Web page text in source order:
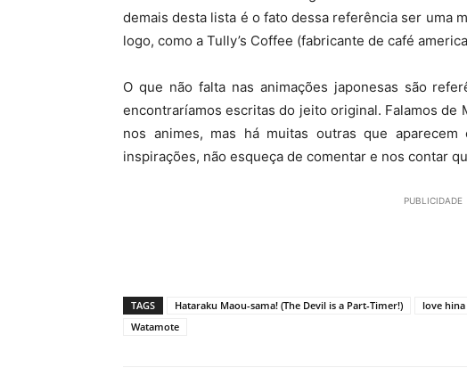
demais desta lista é o fato dessa referência ser uma
logo, como a Tully’s Coffee (fabricante de café
O que não falta nas animações japonesas são
encontraríamos escritas do jeito original. Falamos de
nos animes, mas há muitas outras que
inspirações, não esqueça de comentar e nos contar
PUBLICIDADE
TAGS Hataraku Maou-sama! (The Devil is a Part-Timer!) love hina
Watamote